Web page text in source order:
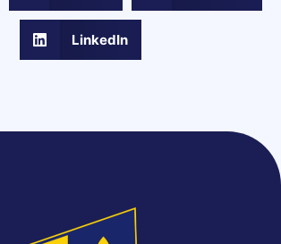
LinkedIn